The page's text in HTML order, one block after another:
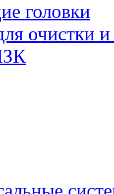
головки
очистки